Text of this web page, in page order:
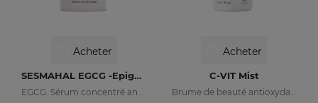
Acheter
SESMAHAL EGCG -Epigallocatechin Gallate
EGCG. Sérum concentré antioxydante
Acheter
C-VIT Mist
Brume de beauté antioxydante et illuminatrice